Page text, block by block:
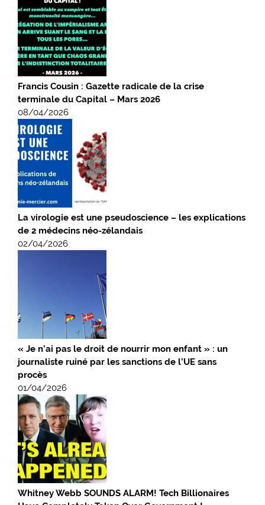
Francis Cousin : Gazette radicale de la crise
terminale du Capital – Mars 2026
08/04/2026
La virologie est une pseudoscience – les explications
de 2 médecins néo-zélandais
02/04/2026
« Je n’ai pas le droit de nourrir mon enfant » : un
journaliste ruiné par les sanctions de l’UE sans
procès
01/04/2026
Whitney Webb SOUNDS ALARM! Tech Billionaires